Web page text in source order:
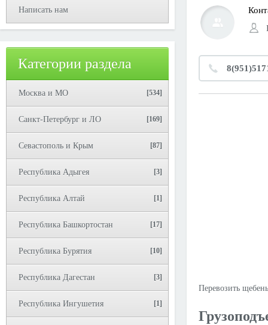
Написать нам
Категории раздела
Москва и МО [534]
Санкт-Петербург и ЛО [169]
Севастополь и Крым [87]
Республика Адыгея [3]
Республика Алтай [1]
Республика Башкортостан [17]
Республика Бурятия [10]
Республика Дагестан [3]
Республика Ингушетия [1]
Перевозить